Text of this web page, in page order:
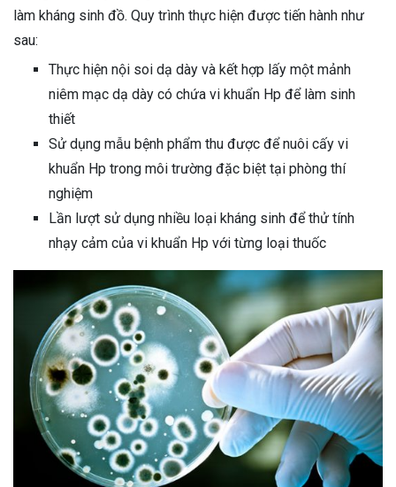
làm kháng sinh đồ. Quy trình thực hiện được tiến hành như
sau:
Thực hiện nội soi dạ dày và kết hợp lấy một mảnh
niêm mạc dạ dày có chứa vi khuẩn Hp để làm sinh
thiết
Sử dụng mẫu bệnh phẩm thu được để nuôi cấy vi
khuẩn Hp trong môi trường đặc biệt tại phòng thí
nghiệm
Lần lượt sử dụng nhiều loại kháng sinh để thử tính
nhạy cảm của vi khuẩn Hp với từng loại thuốc